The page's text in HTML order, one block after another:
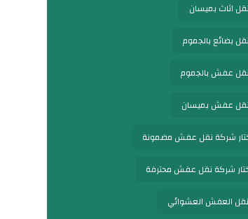
اثاث بميسان
بضائع بالجموم
عفش بالجموم
عفش بميسان
شركة نقل عفش مضمونة
شركة نقل عفش محترفة
العفش العشوائي